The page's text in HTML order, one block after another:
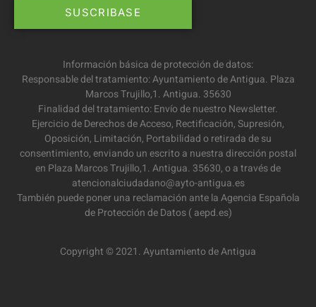
Información básica de protección de datos:
Responsable del tratamiento: Ayuntamiento de Antigua. Plaza
Marcos Trujillo,1. Antigua. 35630
Finalidad del tratamiento: Envío de nuestro Newsletter.
Ejercicio de Derechos de Acceso, Rectificación, Supresión,
Oposición, Limitación, Portabilidad o retirada de su
consentimiento, enviando un escrito a nuestra dirección postal
en Plaza Marcos Trujillo,1. Antigua. 35630, o a través de
atencionalciudadano@ayto-antigua.es
También puede poner una reclamación ante la Agencia Española
de Protección de Datos ( aepd.es)
Copyright © 2021. Ayuntamiento de Antigua